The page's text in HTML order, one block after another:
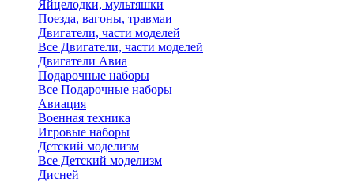
Яйцелодки, мультяшки
Поезда, вагоны, травмаи
Двигатели, части моделей
Все Двигатели, части моделей
Двигатели Авиа
Подарочные наборы
Все Подарочные наборы
Авиация
Военная техника
Игровые наборы
Детский моделизм
Все Детский моделизм
Дисней